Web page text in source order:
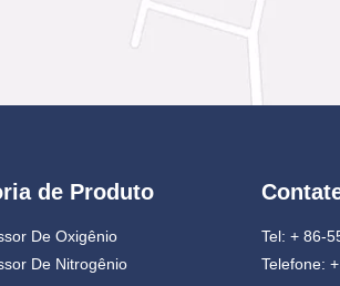
de Produto
De Oxigênio
De Nitrogênio
Tel: + 86-
Telefone: